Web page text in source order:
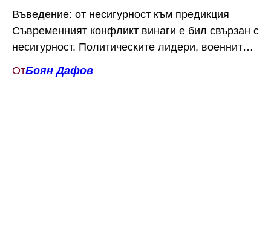
Въведение: от несигурност към предикция
Съвременният конфликт винаги е бил свързан с
несигурност. Политическите лидери, военните
командири, разузнавателните служби,
дипломатите и недържавните актьори действат
ОтБоян Дафов